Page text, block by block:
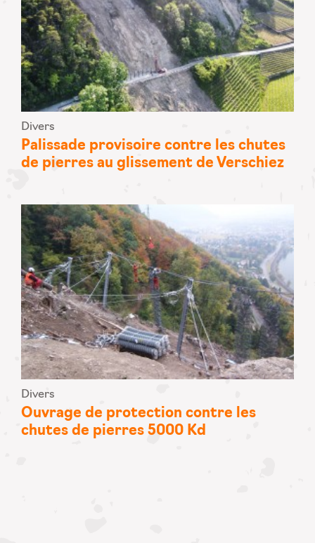
Divers
Palissade provisoire contre les chutes
de pierres au glissement de Verschiez
Divers
Ouvrage de protection contre les
chutes de pierres 5000 Kd